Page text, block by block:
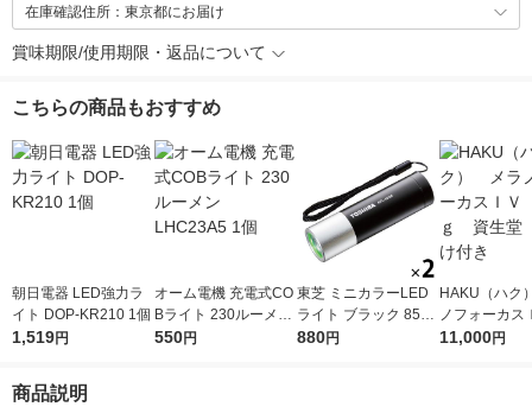
在庫確認住所：東京都にお届け
賞味期限/使用期限・返品について
こちらの商品もおすすめ
朝日電器 LED強力ラ
イト DOP-KR210 1個
1,519円
オーム電機 充電式CO
Bライト 230ルーメン
LHC23A5 1個
550円
東芝 ミニカラーLED
ライト ブラック 85ル
ーメン 防滴仕様 KFL-
880円
HAKU（ハ
ノフォーカ
5ｇ 資生堂
11,000円
商品説明